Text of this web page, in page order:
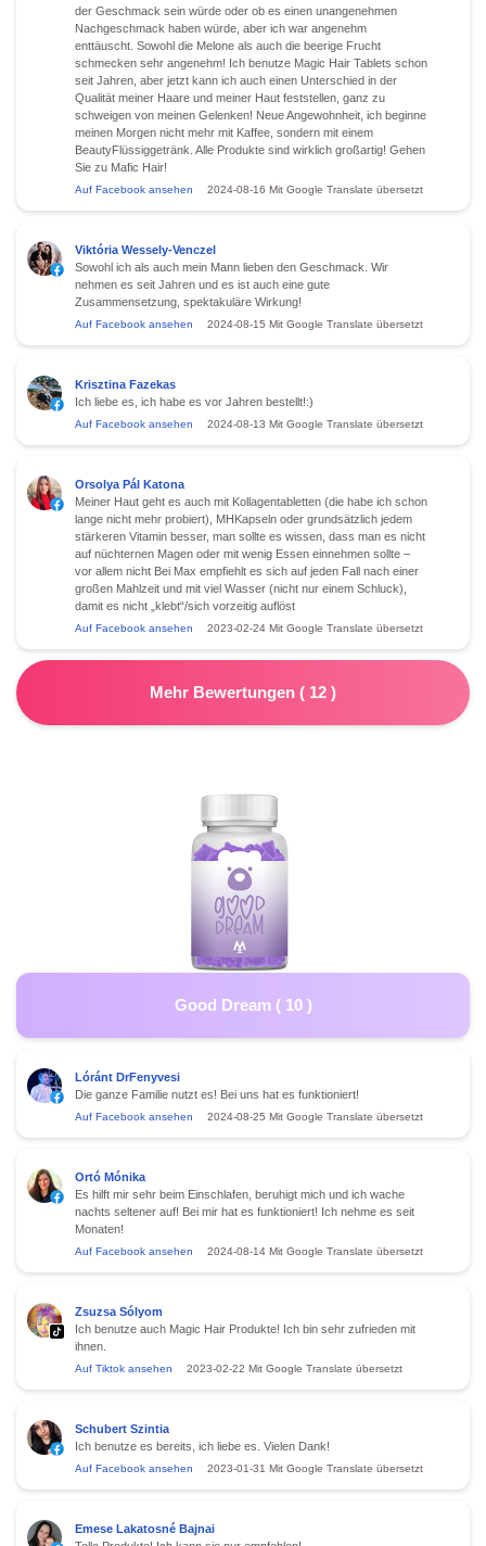
der Geschmack sein würde oder ob es einen unangenehmen
Nachgeschmack haben würde, aber ich war angenehm
enttäuscht. Sowohl die Melone als auch die beerige Frucht
schmecken sehr angenehm! Ich benutze Magic Hair Tablets schon
seit Jahren, aber jetzt kann ich auch einen Unterschied in der
Qualität meiner Haare und meiner Haut feststellen, ganz zu
schweigen von meinen Gelenken! Neue Angewohnheit, ich beginne
meinen Morgen nicht mehr mit Kaffee, sondern mit einem
BeautyFlüssiggetränk. Alle Produkte sind wirklich großartig! Gehen
Sie zu Mafic Hair!
Auf Facebook ansehen 2024-08-16 Mit Google Translate übersetzt
Viktória Wessely-Venczel
Sowohl ich als auch mein Mann lieben den Geschmack. Wir
nehmen es seit Jahren und es ist auch eine gute
Zusammensetzung, spektakuläre Wirkung!
Auf Facebook ansehen 2024-08-15 Mit Google Translate übersetzt
Krisztina Fazekas
Ich liebe es, ich habe es vor Jahren bestellt!:)
Auf Facebook ansehen 2024-08-13 Mit Google Translate übersetzt
Orsolya Pál Katona
Meiner Haut geht es auch mit Kollagentabletten (die habe ich schon
lange nicht mehr probiert), MHKapseln oder grundsätzlich jedem
stärkeren Vitamin besser, man sollte es wissen, dass man es nicht
auf nüchternen Magen oder mit wenig Essen einnehmen sollte –
vor allem nicht Bei Max empfiehlt es sich auf jeden Fall nach einer
großen Mahlzeit und mit viel Wasser (nicht nur einem Schluck),
damit es nicht „klebt“/sich vorzeitig auflöst
Auf Facebook ansehen 2023-02-24 Mit Google Translate übersetzt
Mehr Bewertungen ( 12 )
Good Dream ( 10)
Lóránt DrFenyvesi
Die ganze Familie nutzt es! Bei uns hat es funktioniert!
Auf Facebook ansehen 2024-08-25 Mit Google Translate übersetzt
Ortó Mónika
Es hilft mir sehr beim Einschlafen, beruhigt mich und ich wache
nachts seltener auf! Bei mir hat es funktioniert! Ich nehme es seit
Monaten!
Auf Facebook ansehen 2024-08-14 Mit Google Translate übersetzt
Zsuzsa Sólyom
Ich benutze auch Magic Hair Produkte! Ich bin sehr zufrieden mit
ihnen.
Auf Tiktok ansehen 2023-02-22 Mit Google Translate übersetzt
Schubert Szintia
Ich benutze es bereits, ich liebe es. Vielen Dank!
Auf Facebook ansehen 2023-01-31 Mit Google Translate übersetzt
Emese Lakatosné Bajnai